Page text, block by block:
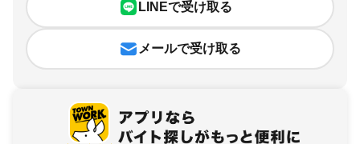
LINEで受け取る
メールで受け取る